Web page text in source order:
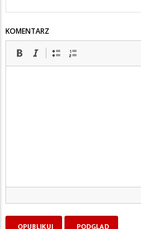
KOMENTARZ